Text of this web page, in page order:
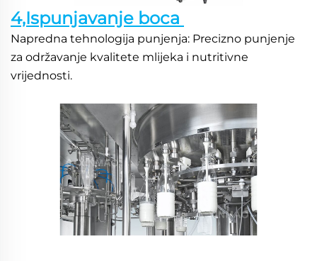
4,Ispunjavanje boca
Napredna tehnologija punjenja: Precizno punjenje
za održavanje kvalitete mlijeka i nutritivne
vrijednosti.